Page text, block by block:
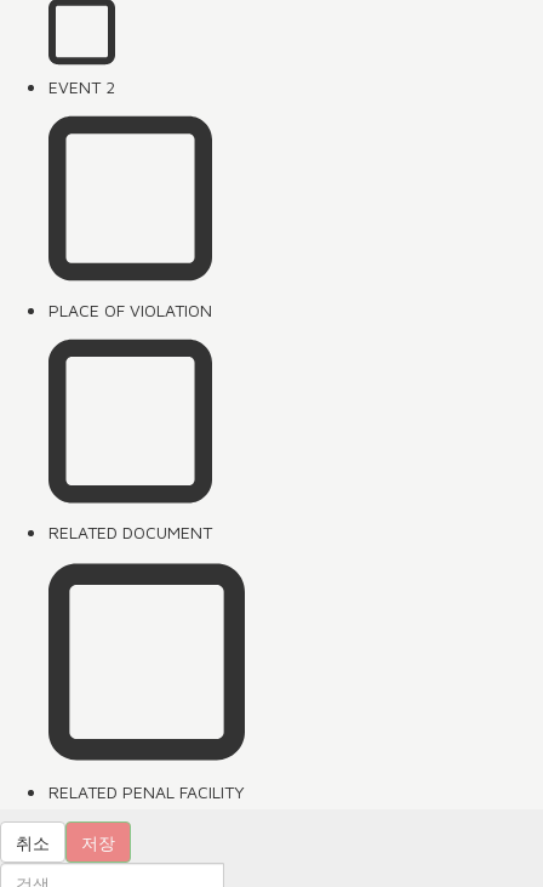
EVENT 2
PLACE OF VIOLATION
RELATED DOCUMENT
RELATED PENAL FACILITY
취소 저장